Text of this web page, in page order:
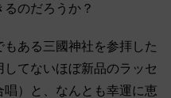
のだろうか？
ある三國神社を参拝した
てないほぼ新品のラッセ
）と、なんとも幸運に恵